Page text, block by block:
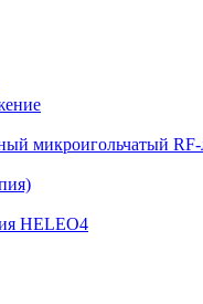
микроигольчатый
HELEO4